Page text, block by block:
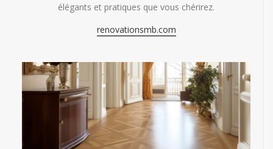
élégants et pratiques que vous chérirez.
renovationsmb.com